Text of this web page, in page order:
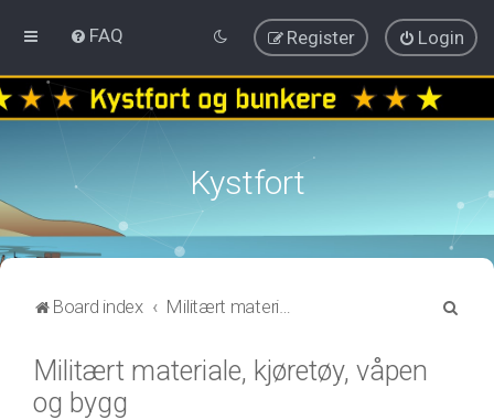
FAQ Login
Register
Kystfort
Board index Militært materiale, kjøretøy, våpen og bygg
Militært materiale, kjøretøy, våpen
og bygg